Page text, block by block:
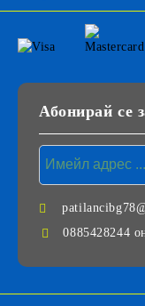
Абонирай се
0885428244